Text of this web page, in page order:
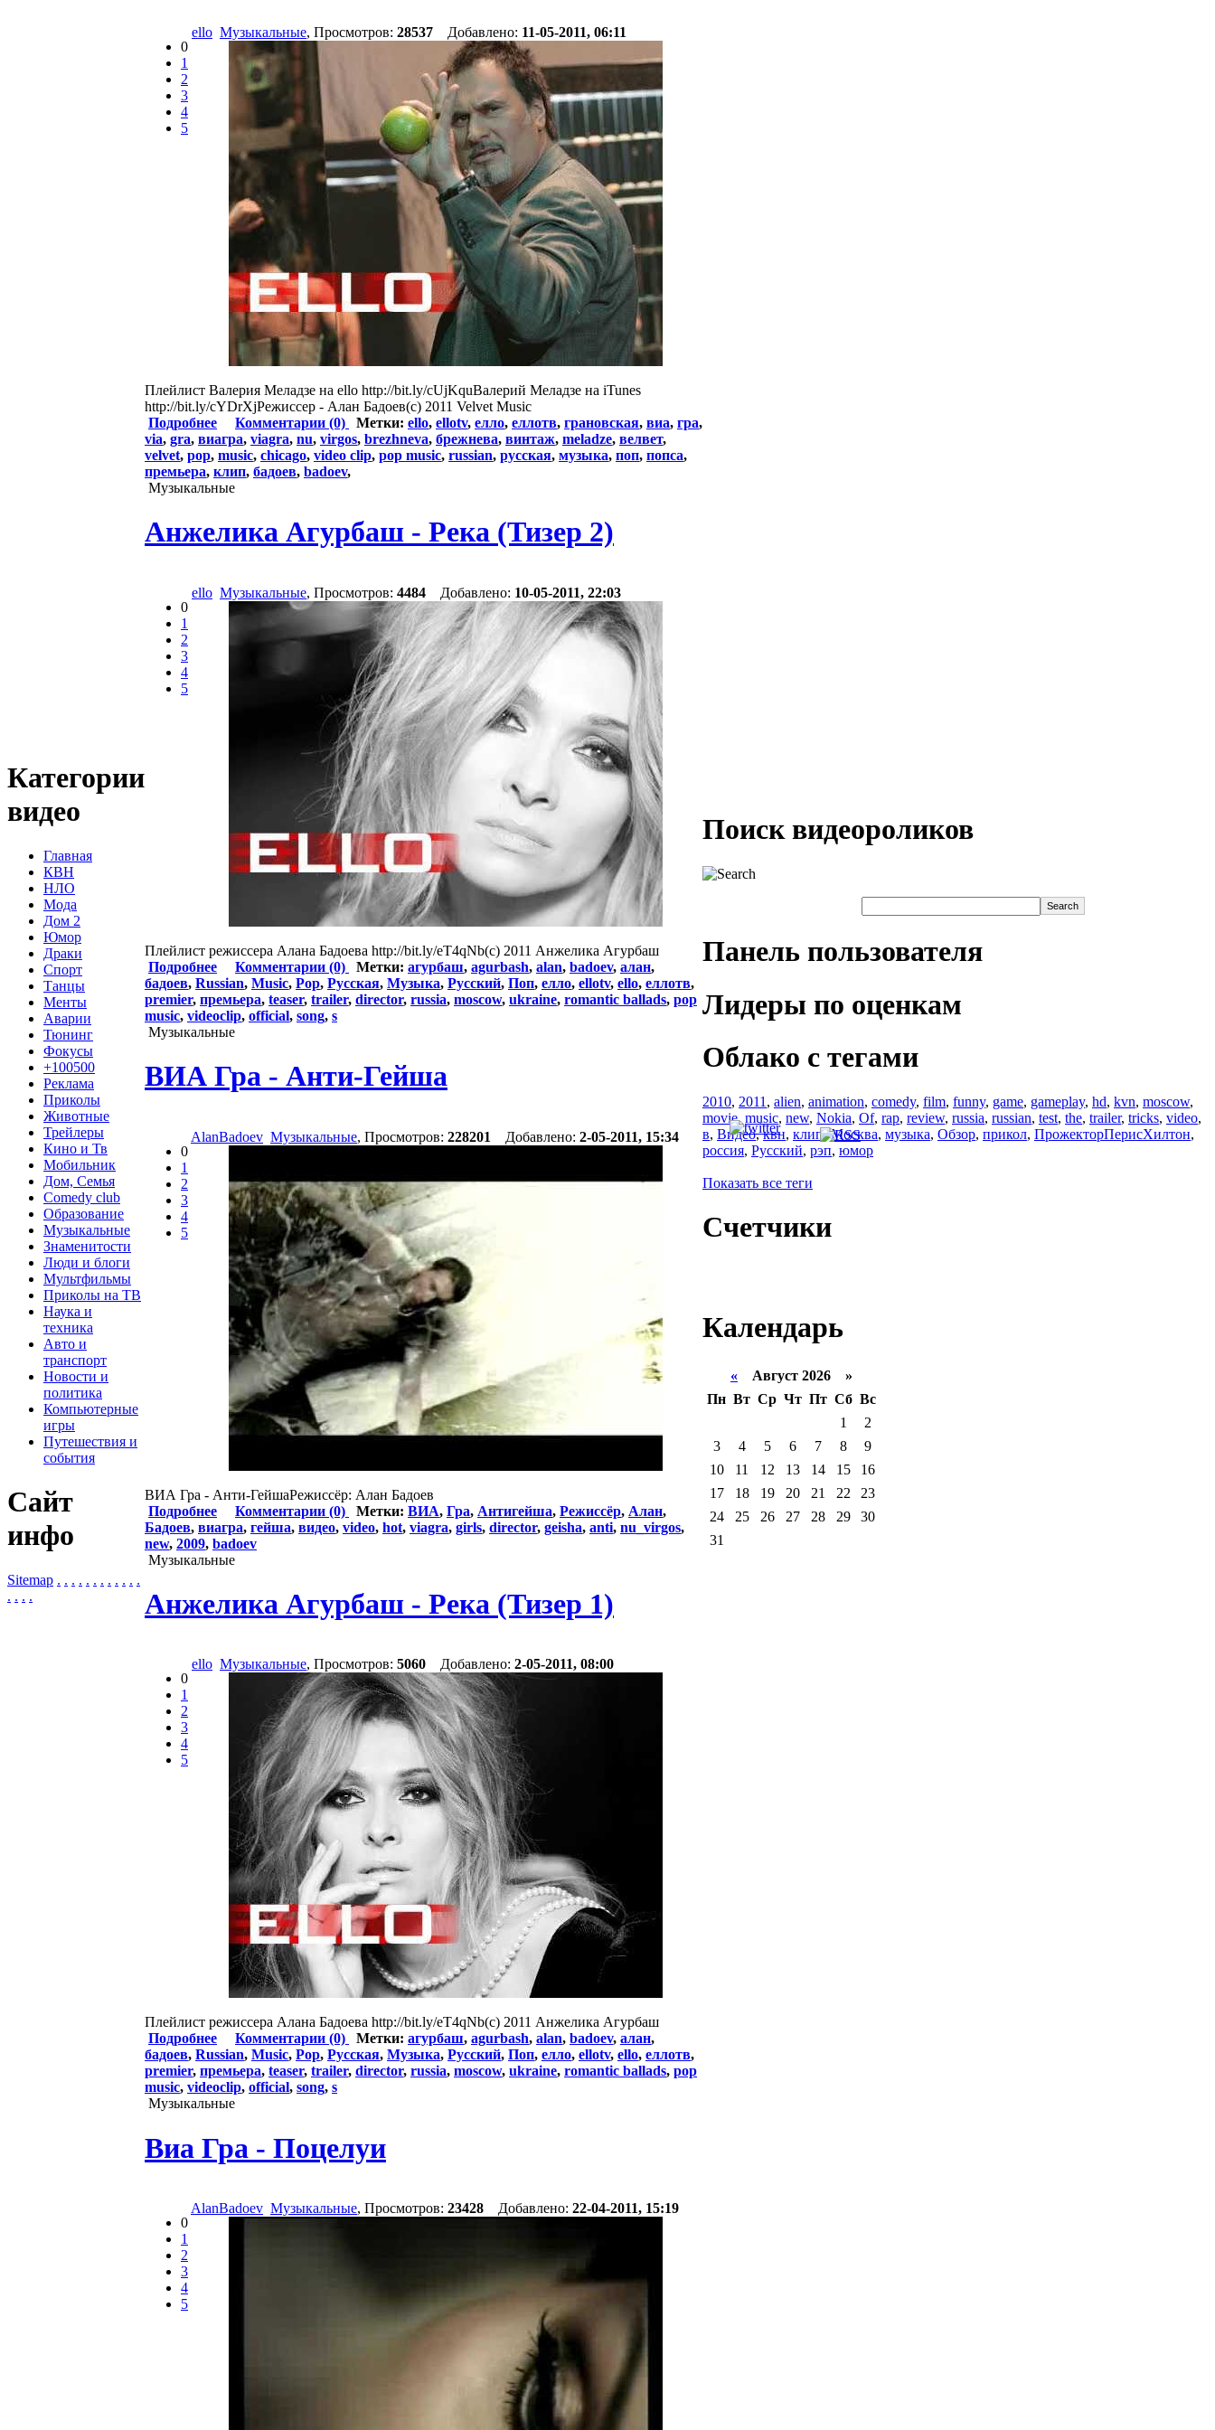
Категории
видео
Главная
КВН
НЛО
Мода
Дом 2
Юмор
Драки
Спорт
Танцы
Менты
Аварии
Тюнинг
Фокусы
+100500
Реклама
Приколы
Животные
Трейлеры
Кино и Тв
Мобильник
Дом, Семья
Comedy club
Образование
Музыкальные
Знаменитости
Люди и блоги
Мультфильмы
Приколы на ТВ
Наука и
техника
Авто и
транспорт
Новости и
политика
Компьютерные
игры
Путешествия и
события
Сайт
инфо
Sitemap . . . . . . . . . . . .
. . . .
0
1
2
3
4
5
ello Музыкальные, Просмотров: 28537 Добавлено: 11-05-2011, 06:11
Плейлист Валерия Меладзе на ello http://bit.ly/cUjKquВалерий Меладзе на iTunes
http://bit.ly/cYDrXjРежиссер - Алан Бадоев(c) 2011 Velvet Music
Подробнее
Комментарии (0) Метки: ello, ellotv, елло, еллотв, грановская, виа, гра,
via, gra, виагра, viagra, nu, virgos, brezhneva, брежнева, винтаж, meladze, велвет,
velvet, pop, music, chicago, video clip, pop music, russian, русская, музыка, поп, попса,
премьера, клип, бадоев, badoev,
Музыкальные
Анжелика Агурбаш - Река (Тизер 2)
0
1
2
3
4
5
ello Музыкальные, Просмотров: 4484 Добавлено: 10-05-2011, 22:03
Плейлист режиссера Алана Бадоева http://bit.ly/eT4qNb(c) 2011 Анжелика Агурбаш
Подробнее
Комментарии (0) Метки: агурбаш, agurbash, alan, badoev, алан,
бадоев, Russian, Music, Pop, Русская, Музыка, Русский, Поп, елло, ellotv, ello, еллотв,
premier, премьера, teaser, trailer, director, russia, moscow, ukraine, romantic ballads, pop
music, videoclip, official, song, s
Музыкальные
ВИА Гра - Анти-Гейша
0
1
2
3
4
5
AlanBadoev Музыкальные, Просмотров: 228201 Добавлено: 2-05-2011, 15:34
ВИА Гра - Анти-ГейшаРежиссёр: Алан Бадоев
Подробнее
Комментарии (0) Метки: ВИА, Гра, Антигейша, Режиссёр, Алан,
Бадоев, виагра, гейша, видео, video, hot, viagra, girls, director, geisha, anti, nu_virgos,
new, 2009, badoev
Музыкальные
Анжелика Агурбаш - Река (Тизер 1)
0
1
2
3
4
5
ello Музыкальные, Просмотров: 5060 Добавлено: 2-05-2011, 08:00
Плейлист режиссера Алана Бадоева http://bit.ly/eT4qNb(c) 2011 Анжелика Агурбаш
Подробнее
Комментарии (0) Метки: агурбаш, agurbash, alan, badoev, алан,
бадоев, Russian, Music, Pop, Русская, Музыка, Русский, Поп, елло, ellotv, ello, еллотв,
premier, премьера, teaser, trailer, director, russia, moscow, ukraine, romantic ballads, pop
music, videoclip, official, song, s
Музыкальные
Виа Гра - Поцелуи
0
1
2
3
4
5
AlanBadoev Музыкальные, Просмотров: 23428 Добавлено: 22-04-2011, 15:19
Поиск видеороликов
Панель пользователя
Лидеры по оценкам
Облако с тегами
2010, 2011 , alien, animation, comedy, film, funny, game, gameplay, hd, kvn, moscow,
movie, music, new, Nokia, Of, rap, review, russia, russian, test, the, trailer, tricks, video,
в, Видео,квн, клип,Москва, музыка, Обзор, прикол, ПрожекторПерисХилтон,
россия, Русский, рэп, юмор
Показать все теги
Счетчики
Календарь
« Август 2026 »
Пн Вт Ср Чт Пт Сб Вс
1
2
3
4 5 6 7 8
9
10
11 12 13 14 15
16
17
18 19 20 21 22
23
24
25 26 27 28 29
30
31